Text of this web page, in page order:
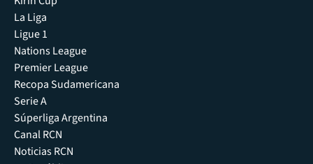
La Liga
Ligue 1
Nations League
Premier League
Recopa Sudamericana
Serie A
Súperliga Argentina
Canal RCN
Noticias RCN